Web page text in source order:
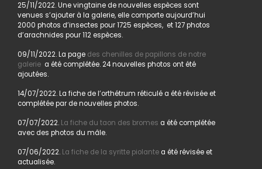
25/11/2022. Une vingtaine de nouvelles espèces sont
venues s’ajouter à la galerie, elle comporte aujourd’hui
2000 photos d’insectes pour 1725 espèces, et 127 photos
d’arachnides pour 112 espèces.
09/11/2022. La page des chenilles de papillons de notre
galerie a été complétée. 24 nouvelles photos ont été
ajoutées.
14/07/2022. La fiche de l’orthétrum réticulé a été révisée et
complétée par de nouvelles photos.
07/07/2022. La fiche du taon des bromes a été complétée
avec des photos du mâle.
07/06/2022. La fiche de la syritte piolantea été révisée et
actualisée.